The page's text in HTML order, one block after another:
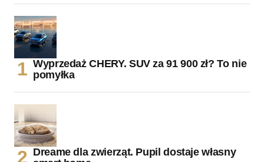
Wyprzedaż CHERY. SUV za 91 900 zł? To nie
pomyłka
Dreame dla zwierząt. Pupil dostaje własny